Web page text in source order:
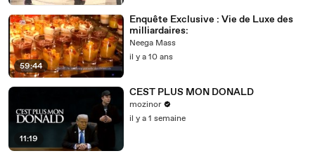
59:44
Enquête Exclusive : Vie de Luxe des
milliardaires:
Neega Mass
il y a 10 ans
11:19
CEST PLUS MON DONALD
mozinor
il y a 1 semaine